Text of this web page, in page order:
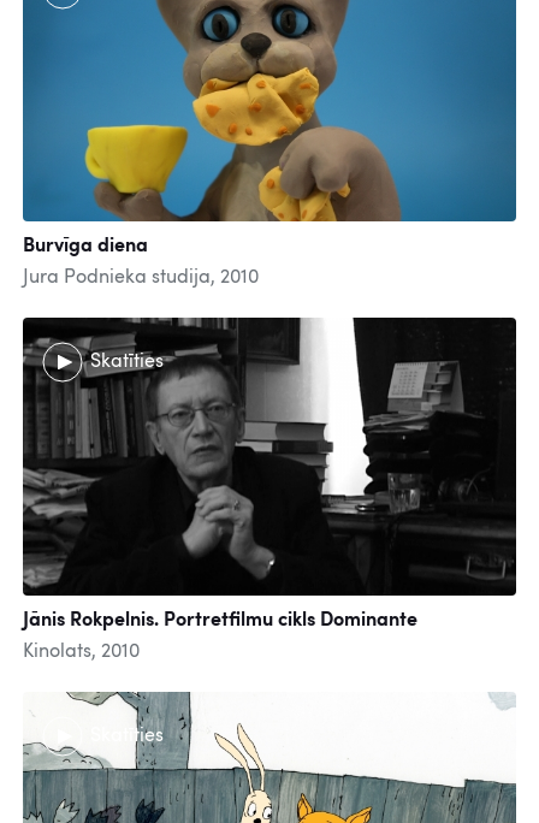
Burvīga diena
Jura Podnieka studija, 2010
Skatīties
Jānis Rokpelnis. Portretfilmu cikls Dominante
Kinolats, 2010
Skatīties